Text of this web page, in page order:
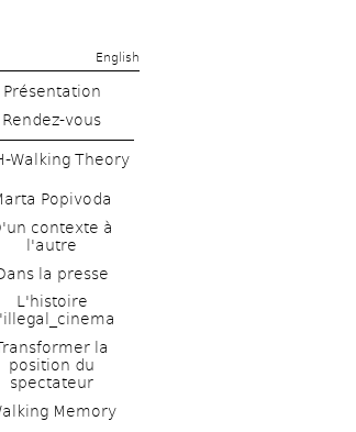
English
Présentation
Rendez-vous
Walking Theory
Popivoda
contexte à
l'autre
la presse
L'histoire
la
position du
spectateur
Memory